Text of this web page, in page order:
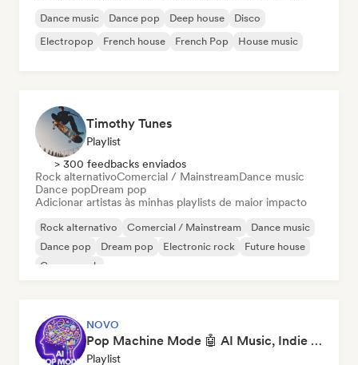
Dance music Dance pop Deep house
Disco
Electropop
French house French Pop House music
Timothy Tunes
Playlist
> 300 feedbacks enviados
Rock alternativoComercial / MainstreamDance music
Dance popDream pop
Adicionar artistas às minhas playlists de maior impacto
Rock alternativo Comercial / Mainstream
Dance music
Dance pop
Dream pop Electronic rock
Future house
Garage rock
NOVO
Pop Machine Mode 🤖 AI Music, Indie Pop & Dream Pop
Playlist